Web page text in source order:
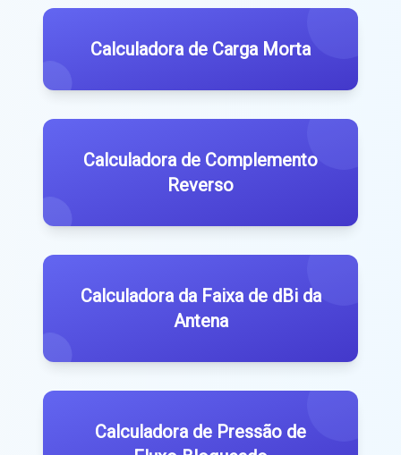
Calculadora de Carga Morta
Calculadora de Complemento
Reverso
Calculadora da Faixa de dBi da
Antena
Calculadora de Pressão de